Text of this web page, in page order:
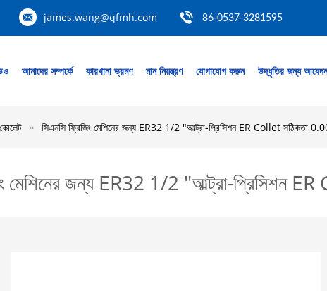
james.wang@qfmh.com 86-0537-3281595
আমাদের সম্পর্কে কারখানা ভ্রমণ মান নিয়ন্ত্রণ যোগাযোগ করুন উদ্ধৃতির জন্য আবেদন
সিএনসি ফ্রিজিং মেশিনের জন্য ER32 1/2 "আল্ট্রা-প্রিসিশন ER Collet সঠিকতা
মেশিনের জন্য ER32 1/2 "আল্ট্রা-প্রিসিশন